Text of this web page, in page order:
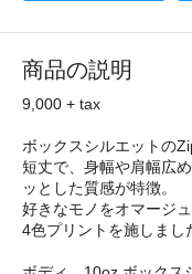
商品の説明
9,000 + tax
ボックスシルエットの
短丈で、身幅や肩幅広
ッとした質感が特徴。
好きなモノをオマージ
4色プリントを施しまし